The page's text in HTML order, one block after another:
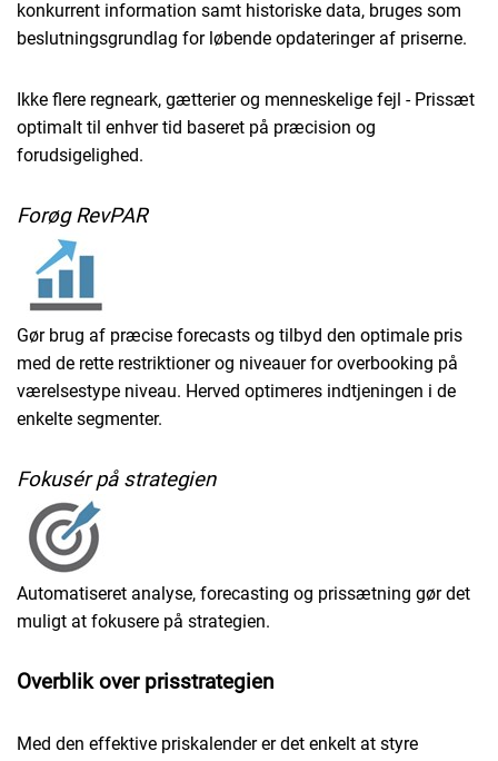
konkurrent information samt historiske data, bruges som
beslutningsgrundlag for løbende opdateringer af priserne.
Ikke flere regneark, gætterier og menneskelige fejl - Prissæt
optimalt til enhver tid baseret på præcision og
forudsigelighed.
Forøg RevPAR
Gør brug af præcise forecasts og tilbyd den optimale pris
med de rette restriktioner og niveauer for overbooking på
værelsestype niveau. Herved optimeres indtjeningen i de
enkelte segmenter.
Fokusér på strategien
Automatiseret analyse, forecasting og prissætning gør det
muligt at fokusere på strategien.
Overblik over prisstrategien
Med den effektive priskalender er det enkelt at styre